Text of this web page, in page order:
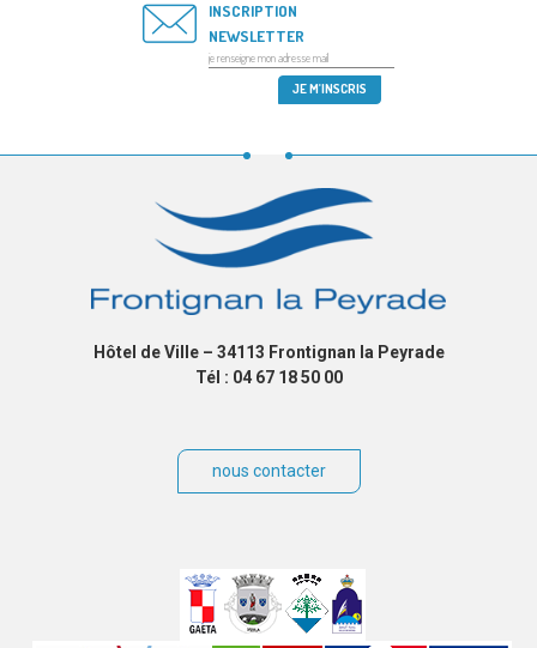
INSCRIPTION
NEWSLETTER
Hôtel de Ville – 34113 Frontignan la Peyrade
Tél : 04 67 18 50 00
nous contacter